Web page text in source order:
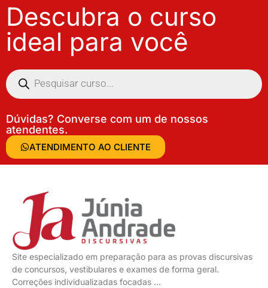
Descubra o curso
ideal para você
Dúvidas? Converse com um de nossos
atendentes.
ATENDIMENTO AO CLIENTE
Site especializado em preparação para as provas discursivas
de concursos, vestibulares e exames de forma geral.
Correções individualizadas focadas …